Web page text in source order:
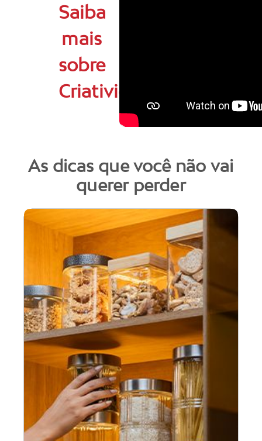
Saiba
mais
sobre
Criatividade
As dicas que você não vai
querer perder